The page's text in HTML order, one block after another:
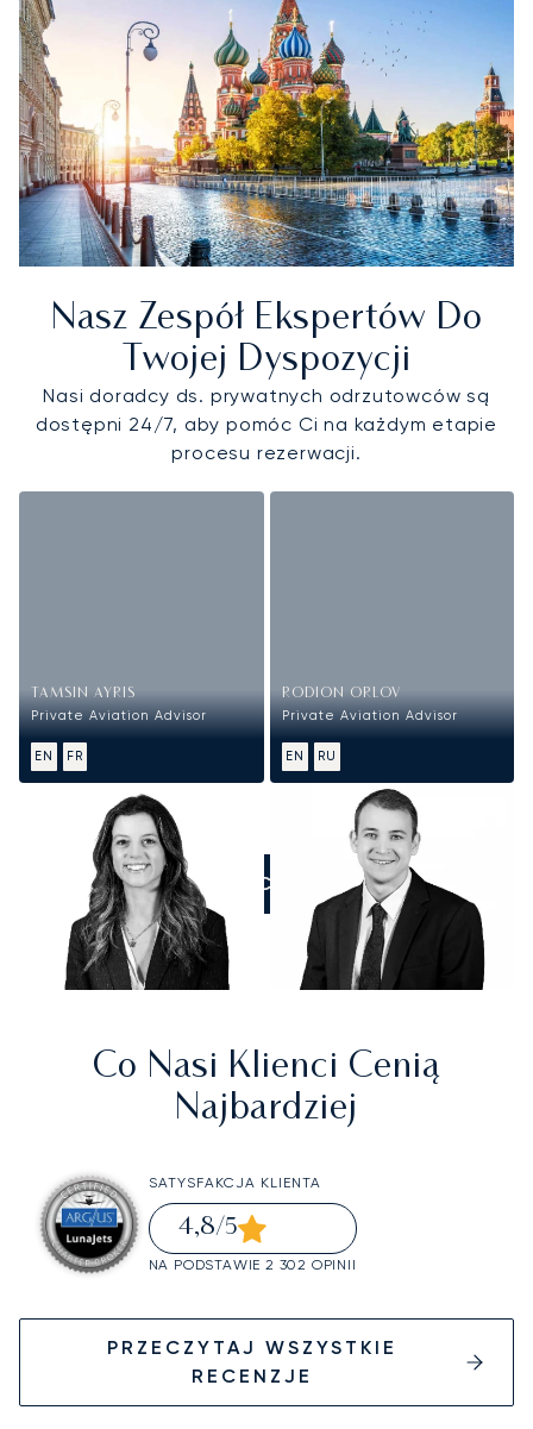
Nasz Zespół Ekspertów Do
Twojej Dyspozycji
Nasi doradcy ds. prywatnych odrzutowców są
dostępni 24/7, aby pomóc Ci na każdym etapie
procesu rezerwacji.
TAMSIN AYRIS
Private Aviation Advisor
EN FR
RODION ORLOV
Private Aviation Advisor
EN RU
ZADZWOŃCIE DO NAS
Co Nasi Klienci Cenią
Najbardziej
SATYSFAKCJA KLIENTA
4,8/5
NA PODSTAWIE 2 302 OPINII
PRZECZYTAJ WSZYSTKIE
RECENZJE